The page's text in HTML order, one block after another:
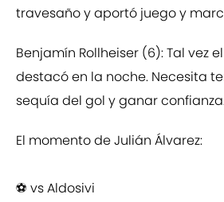
travesaño y aportó juego y
Benjamín Rollheiser (6): Tal vez
destacó en la noche. Necesita
sequía del gol y ganar
El momento de Julián Álvarez:
⚽️ vs Aldosivi